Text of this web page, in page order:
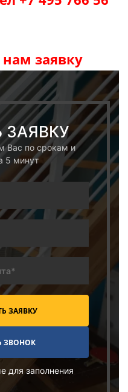
заявку
ЗАЯВКУ
Вас по срокам и
5 минут
ЗАЯВКУ
ЗВОНОК
для заполнения